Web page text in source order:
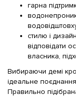
гарна
стилю і
відповідати
власника,
Вибираючи демі
ідеальне
Правильно